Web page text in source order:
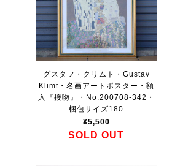
グスタフ・クリムト・Gustav
Klimt・名画アートポスター・額
入『接吻』・No.200708-342・
梱包サイズ180
¥5,500
SOLD OUT